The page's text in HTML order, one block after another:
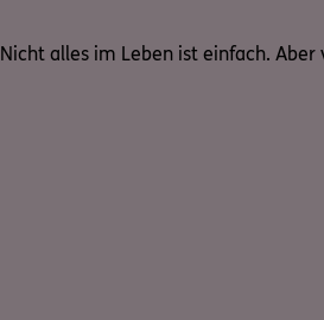
Nicht alles im Leben ist einfach. Aber